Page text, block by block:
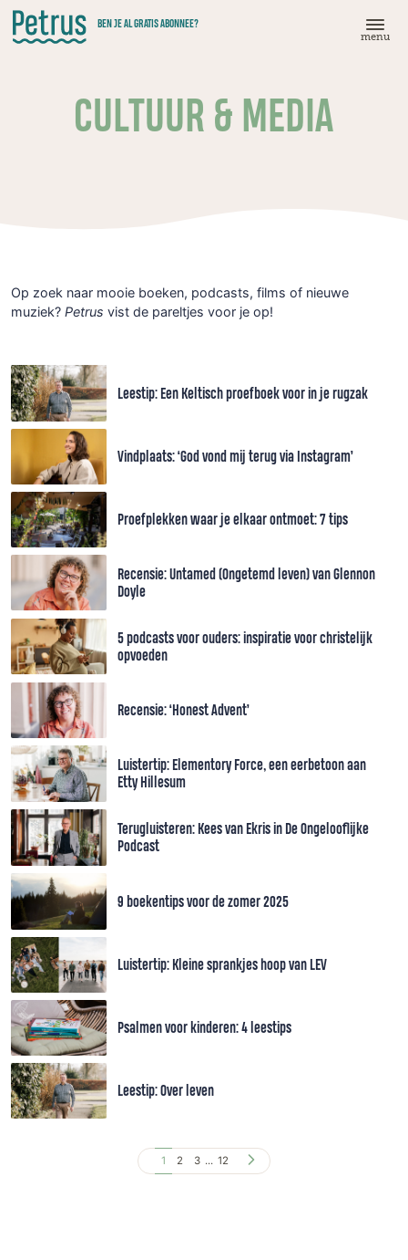
Doorgaan
naar
hoofdinhoud
BEN JE AL GRATIS ABONNEE?
menu
CULTUUR & MEDIA
Op zoek naar mooie boeken, podcasts, films of nieuwe
muziek? Petrus vist de pareltjes voor je op!
Leestip: Een Keltisch proefboek voor in je rugzak
Vindplaats: ‘God vond mij terug via Instagram’
Proefplekken waar je elkaar ontmoet: 7 tips
Recensie: Untamed (Ongetemd leven) van Glennon
Doyle
5 podcasts voor ouders: inspiratie voor christelijk
opvoeden
Recensie: ‘Honest Advent’
Luistertip: Elementory Force, een eerbetoon aan
Etty Hillesum
Terugluisteren: Kees van Ekris in De Ongelooflijke
Podcast
9 boekentips voor de zomer 2025
Luistertip: Kleine sprankjes hoop van LEV
Psalmen voor kinderen: 4 leestips
Leestip: Over leven
1 2 3 ... 12